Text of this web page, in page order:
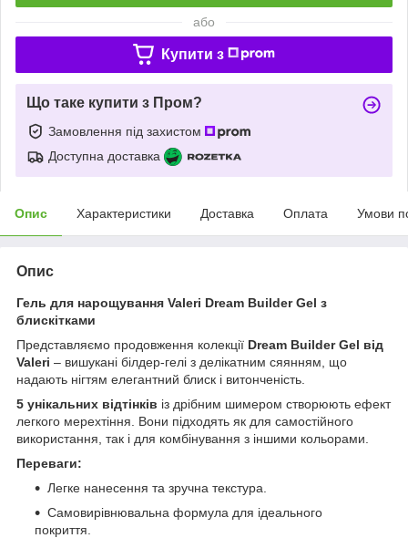
або
Купити з
Що таке купити з Пром?
Замовлення під захистом
Доступна доставка
Опис Характеристики Доставка Оплата Умови
Опис
Гель для нарощування Valeri Dream Builder Gel з
блискітками
Представляємо продовження колекції Dream Builder Gel від
Valeri – вишукані білдер-гелі з делікатним сяянням, що
надають нігтям елегантний блиск і витонченість.
5 унікальних відтінків із дрібним шимером створюють ефект
легкого мерехтіння. Вони підходять як для самостійного
використання, так і для комбінування з іншими кольорами.
Переваги:
Легке нанесення та зручна текстура.
Самовирівнювальна формула для ідеального
покриття.